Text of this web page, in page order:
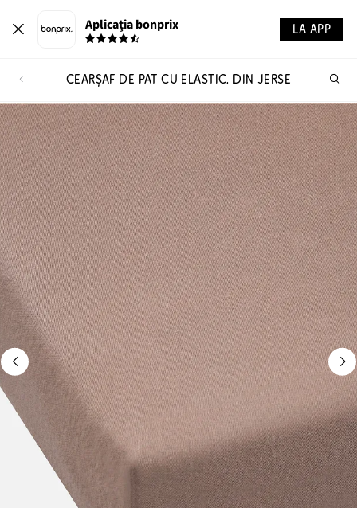
Aplicația bonprix LA APP
CEARȘAF DE PAT CU ELASTIC, DIN JERSE